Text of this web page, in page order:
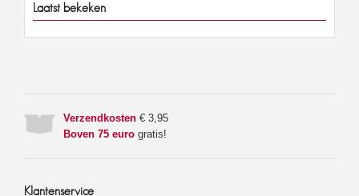
Laatst bekeken
Verzendkosten € 3,95
Boven 75 euro gratis!
Klantenservice